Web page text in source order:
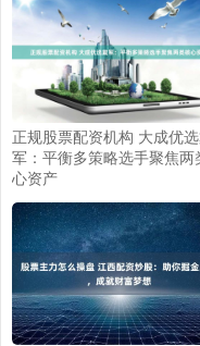
正规股票配资机构 大成优
军：平衡多策略选手聚焦两
心资产